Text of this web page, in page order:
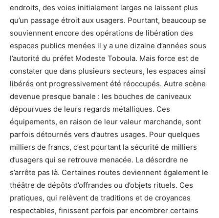
endroits, des voies initialement larges ne laissent plus
qu’un passage étroit aux usagers. Pourtant, beaucoup se
souviennent encore des opérations de libération des
espaces publics menées il y a une dizaine d’années sous
l’autorité du préfet Modeste Toboula. Mais force est de
constater que dans plusieurs secteurs, les espaces ainsi
libérés ont progressivement été réoccupés. Autre scène
devenue presque banale : les bouches de caniveaux
dépourvues de leurs regards métalliques. Ces
équipements, en raison de leur valeur marchande, sont
parfois détournés vers d’autres usages. Pour quelques
milliers de francs, c’est pourtant la sécurité de milliers
d’usagers qui se retrouve menacée. Le désordre ne
s’arrête pas là. Certaines routes deviennent également le
théâtre de dépôts d’offrandes ou d’objets rituels. Ces
pratiques, qui relèvent de traditions et de croyances
respectables, finissent parfois par encombrer certains